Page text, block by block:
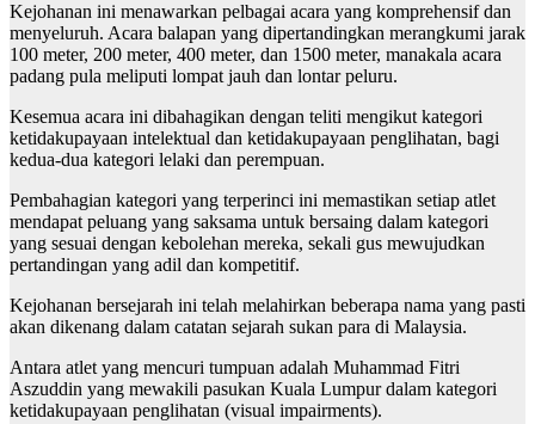
Kejohanan ini menawarkan pelbagai acara yang komprehensif dan
menyeluruh. Acara balapan yang dipertandingkan merangkumi jarak
100 meter, 200 meter, 400 meter, dan 1500 meter, manakala acara
padang pula meliputi lompat jauh dan lontar peluru.
Kesemua acara ini dibahagikan dengan teliti mengikut kategori
ketidakupayaan intelektual dan ketidakupayaan penglihatan, bagi
kedua-dua kategori lelaki dan perempuan.
Pembahagian kategori yang terperinci ini memastikan setiap atlet
mendapat peluang yang saksama untuk bersaing dalam kategori
yang sesuai dengan kebolehan mereka, sekali gus mewujudkan
pertandingan yang adil dan kompetitif.
Kejohanan bersejarah ini telah melahirkan beberapa nama yang pasti
akan dikenang dalam catatan sejarah sukan para di Malaysia.
Antara atlet yang mencuri tumpuan adalah Muhammad Fitri
Aszuddin yang mewakili pasukan Kuala Lumpur dalam kategori
ketidakupayaan penglihatan (visual impairments).